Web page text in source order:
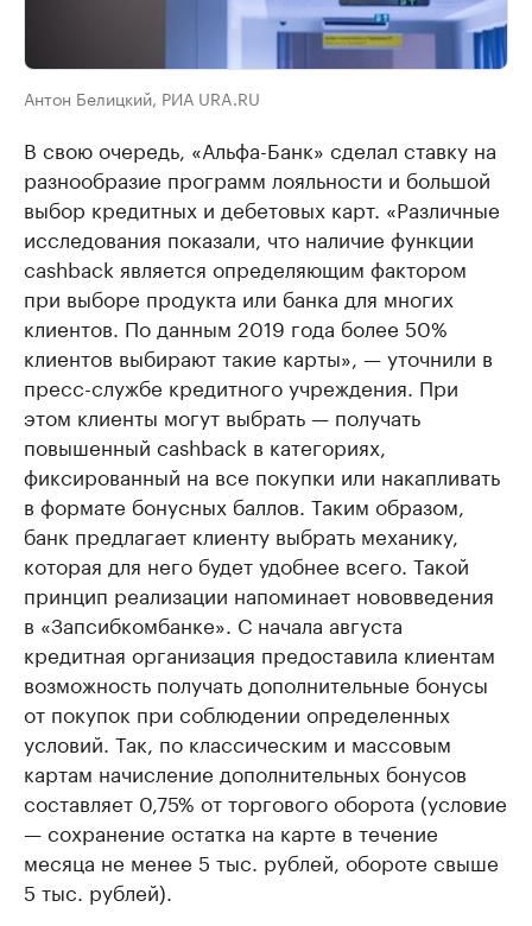
Антон Белицкий, РИА URA.RU
В свою очередь, «Альфа-Банк» сделал ставку на
разнообразие программ лояльности и большой
выбор кредитных и дебетовых карт. «Различные
исследования показали, что наличие функции
cashbaсk является определяющим фактором
при выборе продукта или банка для многих
клиентов. По данным 2019 года более 50%
клиентов выбирают такие карты», — уточнили в
пресс-службе кредитного учреждения. При
этом клиенты могут выбрать — получать
повышенный cashbaсk в категориях,
фиксированный на все покупки или накапливать
в формате бонусных баллов. Таким образом,
банк предлагает клиенту выбрать механику,
которая для него будет удобнее всего. Такой
принцип реализации напоминает нововведения
в «Запсибкомбанке». С начала августа
кредитная организация предоставила клиентам
возможность получать дополнительные бонусы
от покупок при соблюдении определенных
условий. Так, по классическим и массовым
картам начисление дополнительных бонусов
составляет 0,75% от торгового оборота (условие
— сохранение остатка на карте в течение
месяца не менее 5 тыс. рублей, обороте свыше
5 тыс. рублей).